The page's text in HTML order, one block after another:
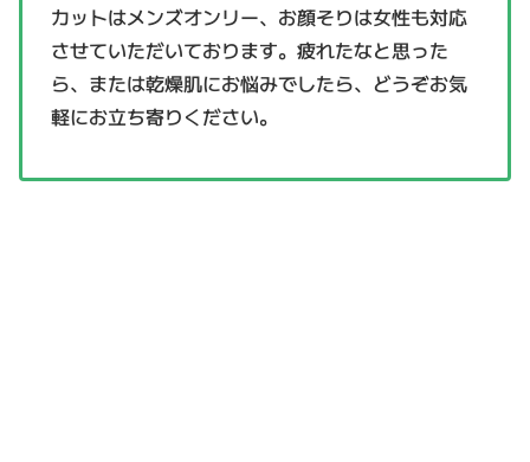
カットはメンズオンリー、お顔そりは女性も対応
させていただいております。 疲れたなと思った
ら、または乾燥肌にお悩みでしたら、どうぞお気
軽にお立ち寄りください。